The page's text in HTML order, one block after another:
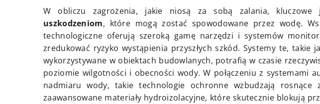
W obliczu zagrożenia, jakie niosą za sobą zalania,
uszkodzeniom, które mogą zostać spowodowane przez wodę.
technologiczne oferują szeroką gamę narzędzi i systemów
zredukować ryzyko wystąpienia przyszłych szkód. Systemy te, takie
wykorzystywane w obiektach budowlanych, potrafią w czasie
poziomie wilgotności i obecności wody. W połączeniu z systemami
nadmiaru wody, takie technologie ochronne wzbudzają rosnące
zaawansowane materiały hydroizolacyjne, które skutecznie blokują